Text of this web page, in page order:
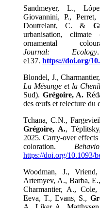
Sandmeyer, L.,
Giovannini, P.,
Doutrelant, C. &
urbanisation,
ornamental
Journal: Ecology
e137. https://doi.org/
Blondel, J.,
La Mésange et la
Sud). Grégoire, A.
des œufs et relecture du
Tchana, C.N.,
Grégoire, A.,
2025. Carry-over
coloration.
https://doi.org/10.1093/
Woodman, J.,
Artemyev, A., Barba,
Charmantier, A.,
Eeva, T., Evans, S.,